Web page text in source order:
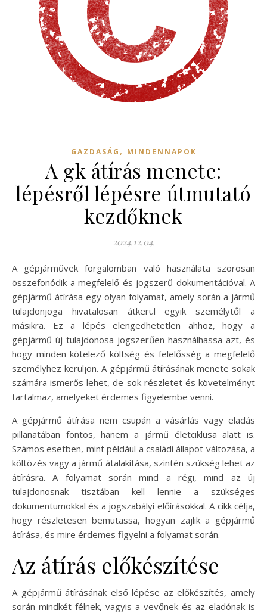
GAZDASÁG , MINDENNAPOK
A gk átírás menete:
lépésről lépésre útmutató
kezdőknek
2024.12.04.
A gépjárművek forgalomban való használata szorosan
összefonódik a megfelelő és jogszerű dokumentációval. A
gépjármű átírása egy olyan folyamat, amely során a jármű
tulajdonjoga hivatalosan átkerül egyik személytől a
másikra. Ez a lépés elengedhetetlen ahhoz, hogy a
gépjármű új tulajdonosa jogszerűen használhassa azt, és
hogy minden kötelező költség és felelősség a megfelelő
személyhez kerüljön. A gépjármű átírásának menete sokak
számára ismerős lehet, de sok részletet és követelményt
tartalmaz, amelyeket érdemes figyelembe venni.
A gépjármű átírása nem csupán a vásárlás vagy eladás
pillanatában fontos, hanem a jármű életciklusa alatt is.
Számos esetben, mint például a családi állapot változása, a
költözés vagy a jármű átalakítása, szintén szükség lehet az
átírásra. A folyamat során mind a régi, mind az új
tulajdonosnak tisztában kell lennie a szükséges
dokumentumokkal és a jogszabályi előírásokkal. A cikk célja,
hogy részletesen bemutassa, hogyan zajlik a gépjármű
átírása, és mire érdemes figyelni a folyamat során.
Az átírás előkészítése
A gépjármű átírásának első lépése az előkészítés, amely
során mindkét félnek, vagyis a vevőnek és az eladónak is